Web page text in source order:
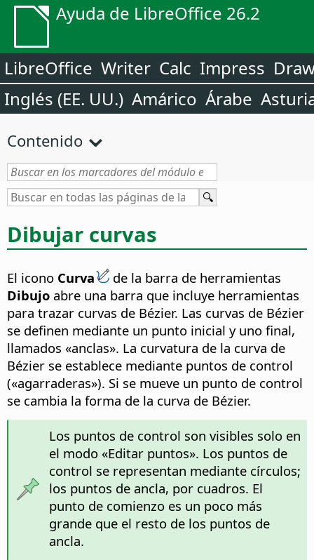
Ayuda de LibreOffice 26.2
LibreOffice Writer Calc Impress
Inglés (EE. UU.) Amárico Árabe
Contenido
Dibujar curvas
El icono Curva
de la barra de herramientas
Dibujo abre una barra que incluye herramientas
para trazar curvas de Bézier. Las curvas de Bézier
se definen mediante un punto inicial y uno final,
llamados «anclas». La curvatura de la curva de
Bézier se establece mediante puntos de control
(«agarraderas»). Si se mueve un punto de control
se cambia la forma de la curva de Bézier.
Los puntos de control son visibles solo en
el modo «Editar puntos». Los puntos de
control se representan mediante círculos;
los puntos de ancla, por cuadros. El
punto de comienzo es un poco más
grande que el resto de los puntos de
ancla.